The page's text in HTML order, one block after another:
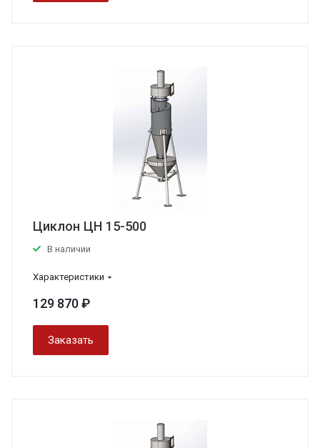
Циклон ЦН 15-500
В наличии
Характеристики
129 870 ₽
Заказать